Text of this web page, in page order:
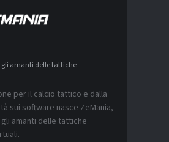
gli amanti delle tattiche
per il calcio tattico e dalla
sui software nasce ZeMania,
amanti delle tattiche